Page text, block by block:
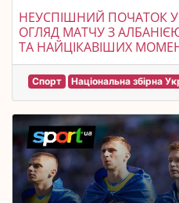
НЕУСПІШНИЙ ПОЧАТОК
ОГЛЯД МАТЧУ З
ТА НАЙЦІКАВІШИХ
Спорт Національна збірна